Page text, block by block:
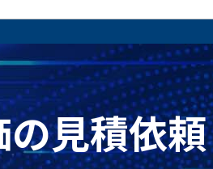
の見積依頼